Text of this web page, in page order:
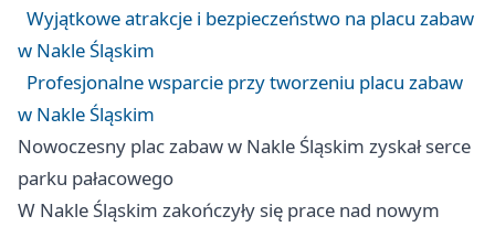
Wyjątkowe atrakcje i bezpieczeństwo na placu zabaw
w Nakle Śląskim
Profesjonalne wsparcie przy tworzeniu placu zabaw
w Nakle Śląskim
Nowoczesny plac zabaw w Nakle Śląskim zyskał serce
parku pałacowego
W Nakle Śląskim zakończyły się prace nad nowym